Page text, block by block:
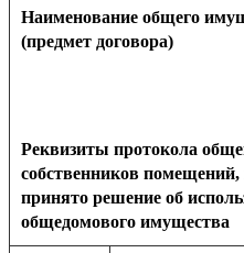
Наименование общего
(предмет договора)
Реквизиты протокола
собственников
принято решение об
общедомового имущества